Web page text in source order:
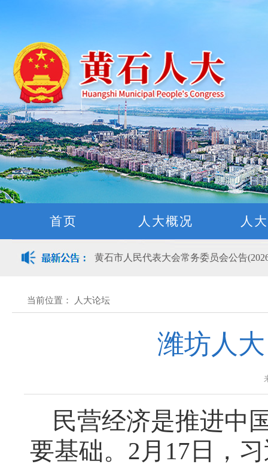
首页 人大概况 人
黄石市人民代表大会常务委员会公告
关于征集立法工作规划（2027年—2031
关于征求《黄石市停车场建设管理条例
公开征集“扩大内需大力提振消费”社会
黄石市人民代表大会常务委员会公告
黄石市人民代表大会常务委员会公告
当前位置： 人大论坛
潍坊人
民营经济是推进中
要基础。2月17日，